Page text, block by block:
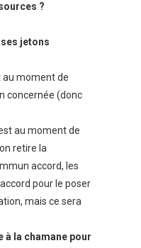
?
ses jetons
au moment de
concernée (donc
au moment de
retire la
accord, les
pour le poser
mais ce sera
à la chamane pour